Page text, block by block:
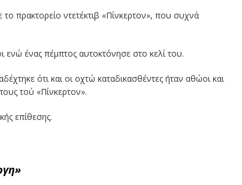
πρακτορείο ντετέκτιβ «Πίνκερτον», που συχνά
ένας πέμπτος αυτοκτόνησε στο κελί του.
ότι και οι οχτώ καταδικασθέντες ήταν αθώοι και
τού «Πίνκερτον».
επίθεσης.